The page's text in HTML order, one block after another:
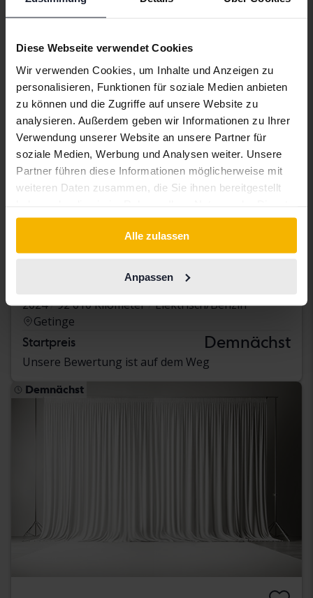
Diese Webseite verwendet Cookies
Wir verwenden Cookies, um Inhalte und Anzeigen zu
personalisieren, Funktionen für soziale Medien anbieten
zu können und die Zugriffe auf unsere Website zu
analysieren. Außerdem geben wir Informationen zu Ihrer
Verwendung unserer Website an unsere Partner für
soziale Medien, Werbung und Analysen weiter. Unsere
Partner führen diese Informationen möglicherweise mit
weiteren Daten zusammen, die Sie ihnen bereitgestellt
gesammelt haben.
Alle zulassen
Anpassen
Unsere Bewertung ist auf dem Weg
2024
92 610 Kilometer
Elektrisch/Benzin
Getinge
Startpreis Demnächst
Unsere Bewertung ist auf dem Weg
Demnächst